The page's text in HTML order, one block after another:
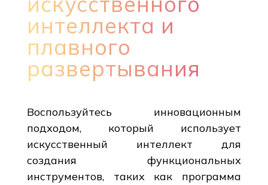
интеллекта и
плавного
развертывания
Воспользуйтесь инновационным
подходом, который использует
искусственный интеллект для
создания функциональных
инструментов, таких как программа